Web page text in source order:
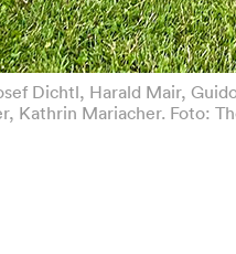
Dichtl, Harald Mair,
Kathrin Mariacher. Foto: